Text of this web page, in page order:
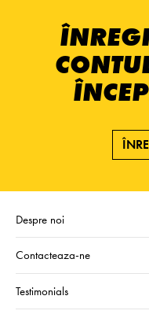
Despre noi
Contacteaza-ne
Testimonials